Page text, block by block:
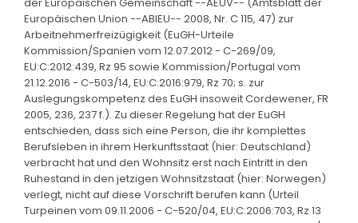
Europäischen Union --ABlEU-- 2008, Nr. C 115, 47) zur
Arbeitnehmerfreizügigkeit (EuGH-Urteile
Kommission/Spanien vom 12.07.2012 - C-269/09,
EU:C:2012:439, Rz 95 sowie Kommission/Portugal vom
21.12.2016 - C-503/14, EU:C:2016:979, Rz 70; s. zur
Auslegungskompetenz des EuGH insoweit Cordewener, FR
2005, 236, 237 f.). Zu dieser Regelung hat der EuGH
entschieden, dass sich eine Person, die ihr komplettes
Berufsleben in ihrem Herkunftsstaat (hier: Deutschland)
verbracht hat und den Wohnsitz erst nach Eintritt in den
Ruhestand in den jetzigen Wohnsitzstaat (hier: Norwegen)
verlegt, nicht auf diese Vorschrift berufen kann (Urteil
Turpeinen vom 09.11.2006 - C-520/04, EU:C:2006:703, Rz 13